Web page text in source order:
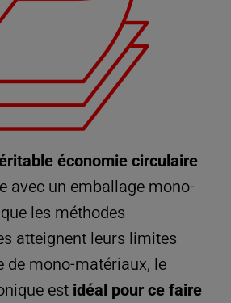
économie circulaire
avec un emballage mono-
les méthodes
atteignent leurs limites
de mono-matériaux, le
est idéal pour ce faire